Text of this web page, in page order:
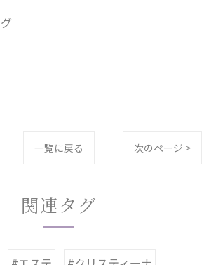
一覧に戻る 次のページ >
関連タグ